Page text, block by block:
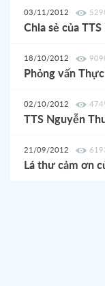
03/11/2012
18/10/2012
02/10/2012
21/09/2012